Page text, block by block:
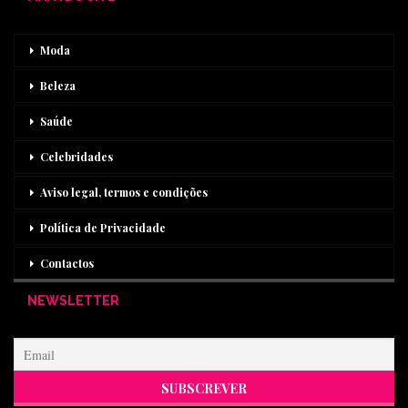
Moda
Beleza
Saúde
Celebridades
Aviso legal, termos e condições
Política de Privacidade
Contactos
NEWSLETTER